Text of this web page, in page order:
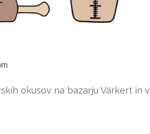
okusov na bazarju Várkert in v